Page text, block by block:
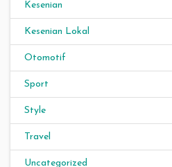
Kesenian
Kesenian Lokal
Otomotif
Sport
Style
Travel
Uncategorized